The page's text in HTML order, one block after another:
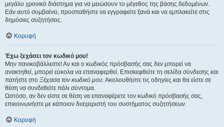
μεγάλο χρονικό διάστημα για να μειώσουν το μέγεθος της βάσης δεδομένων.
Εάν αυτό συμβαίνει, προσπαθήστε να εγγραφείτε ξανά και να εμπλακείτε στις
δημόσιες συζητήσεις.
Κορυφή
Έχω ξεχάσει τον κωδικό μου!
Μην πανικοβάλλεστε! Αν και ο κωδικός πρόσβασής σας δεν μπορεί να
ανακτηθεί, μπορεί εύκολα να επαναφερθεί. Επισκεφθείτε τη σελίδα σύνδεσης και
πατήστε στο Ξέχασα τον κωδικό μου. Ακολουθήστε τις οδηγίες και θα είστε σε
θέση να συνδεθείτε πάλι σύντομα.
Ωστόσο, αν δεν είστε σε θέση να επαναφέρετε τον κωδικό πρόσβασής σας,
επικοινωνήστε με κάποιον διαχειριστή του συστήματος συζητήσεων.
Κορυφή